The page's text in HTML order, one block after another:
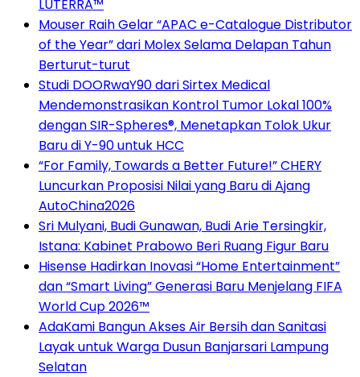
LUTERRA™
Mouser Raih Gelar “APAC e-Catalogue Distributor
of the Year” dari Molex Selama Delapan Tahun
Berturut-turut
Studi DOORwaY90 dari Sirtex Medical
Mendemonstrasikan Kontrol Tumor Lokal 100%
dengan SIR-Spheres®, Menetapkan Tolok Ukur
Baru di Y-90 untuk HCC
“For Family, Towards a Better Future!” CHERY
Luncurkan Proposisi Nilai yang Baru di Ajang
AutoChina2026
Sri Mulyani, Budi Gunawan, Budi Arie Tersingkir,
Istana: Kabinet Prabowo Beri Ruang Figur Baru
Hisense Hadirkan Inovasi “Home Entertainment”
dan “Smart Living” Generasi Baru Menjelang FIFA
World Cup 2026™
AdaKami Bangun Akses Air Bersih dan Sanitasi
Layak untuk Warga Dusun Banjarsari Lampung
Selatan